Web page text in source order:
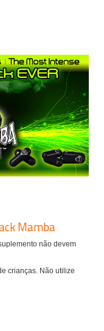
Mamba
não devem
crianças. Não utilize